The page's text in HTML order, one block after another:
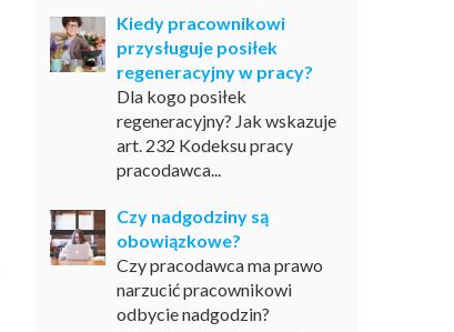
Kiedy pracownikowi
przysługuje posiłek
regeneracyjny w pracy?
Dla kogo posiłek
regeneracyjny? Jak wskazuje
art. 232 Kodeksu pracy
pracodawca...
Czy nadgodziny są
obowiązkowe?
Czy pracodawca ma prawo
narzucić pracownikowi
odbycie nadgodzin?